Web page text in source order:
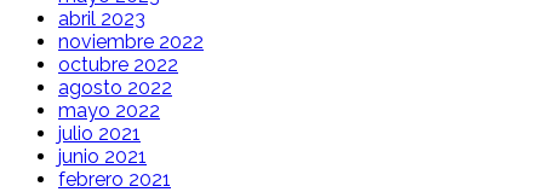
abril 2023
noviembre 2022
octubre 2022
agosto 2022
mayo 2022
julio 2021
junio 2021
febrero 2021